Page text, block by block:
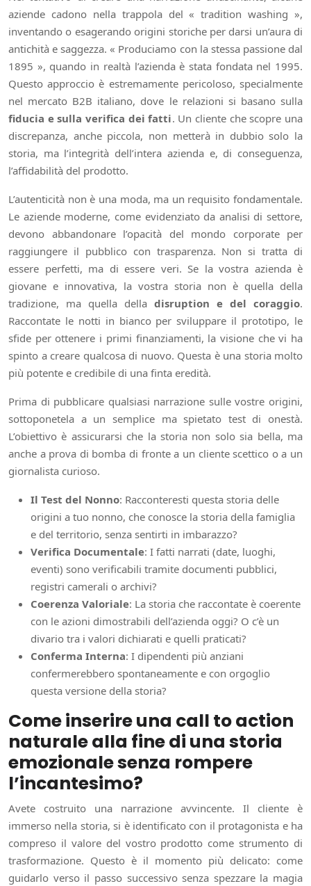
aziende cadono nella trappola del « tradition washing »,
inventando o esagerando origini storiche per darsi un’aura di
antichità e saggezza. « Produciamo con la stessa passione dal
1895 », quando in realtà l’azienda è stata fondata nel 1995.
Questo approccio è estremamente pericoloso, specialmente
nel mercato B2B italiano, dove le relazioni si basano sulla
fiducia e sulla verifica dei fatti. Un cliente che scopre una
discrepanza, anche piccola, non metterà in dubbio solo la
storia, ma l’integrità dell’intera azienda e, di conseguenza,
l’affidabilità del prodotto.
L’autenticità non è una moda, ma un requisito fondamentale.
Le aziende moderne, come evidenziato da analisi di settore,
devono abbandonare l’opacità del mondo corporate per
raggiungere il pubblico con trasparenza. Non si tratta di
essere perfetti, ma di essere veri. Se la vostra azienda è
giovane e innovativa, la vostra storia non è quella della
tradizione, ma quella della disruption e del coraggio.
Raccontate le notti in bianco per sviluppare il prototipo, le
sfide per ottenere i primi finanziamenti, la visione che vi ha
spinto a creare qualcosa di nuovo. Questa è una storia molto
più potente e credibile di una finta eredità.
Prima di pubblicare qualsiasi narrazione sulle vostre origini,
sottoponetela a un semplice ma spietato test di onestà.
L’obiettivo è assicurarsi che la storia non solo sia bella, ma
anche a prova di bomba di fronte a un cliente scettico o a un
giornalista curioso.
Il Test del Nonno: Racconteresti questa storia delle
origini a tuo nonno, che conosce la storia della famiglia
e del territorio, senza sentirti in imbarazzo?
Verifica Documentale: I fatti narrati (date, luoghi,
eventi) sono verificabili tramite documenti pubblici,
registri camerali o archivi?
Coerenza Valoriale: La storia che raccontate è coerente
con le azioni dimostrabili dell’azienda oggi? O c’è un
divario tra i valori dichiarati e quelli praticati?
Conferma Interna: I dipendenti più anziani
confermerebbero spontaneamente e con orgoglio
questa versione della storia?
Come inserire una call to action
naturale alla fine di una storia
emozionale senza rompere
l’incantesimo?
Avete costruito una narrazione avvincente. Il cliente è
immerso nella storia, si è identificato con il protagonista e ha
compreso il valore del vostro prodotto come strumento di
trasformazione. Questo è il momento più delicato: come
guidarlo verso il passo successivo senza spezzare la magia